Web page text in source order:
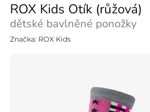
ROX Kids Otík (růžová)
dětské bavlněné ponožky
Značka: ROX Kids